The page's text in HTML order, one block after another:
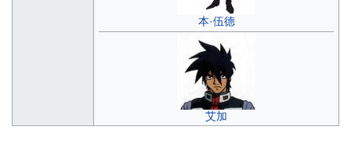
本·伍德
艾加